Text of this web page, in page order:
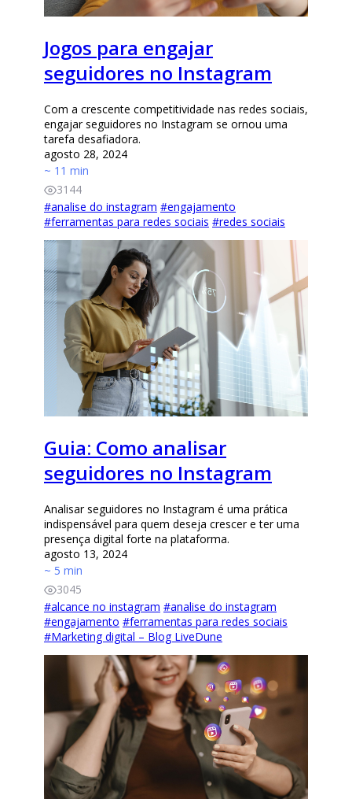
Jogos para engajar
seguidores no Instagram
Com a crescente competitividade nas redes sociais,
engajar seguidores no Instagram se ornou uma
tarefa desafiadora.
agosto 28, 2024
~ 11 min
3144
#analise do instagram #engajamento
#ferramentas para redes sociais #redes sociais
Guia: Como analisar
seguidores no Instagram
Analisar seguidores no Instagram é uma prática
indispensável para quem deseja crescer e ter uma
presença digital forte na plataforma.
agosto 13, 2024
~ 5 min
3045
#alcance no instagram #analise do instagram
#engajamento #ferramentas para redes sociais
#Marketing digital – Blog LiveDune